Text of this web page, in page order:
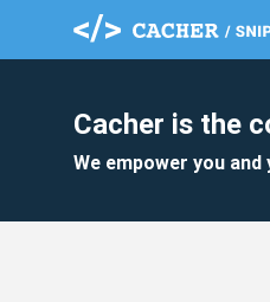
Cacher is the
We empower you